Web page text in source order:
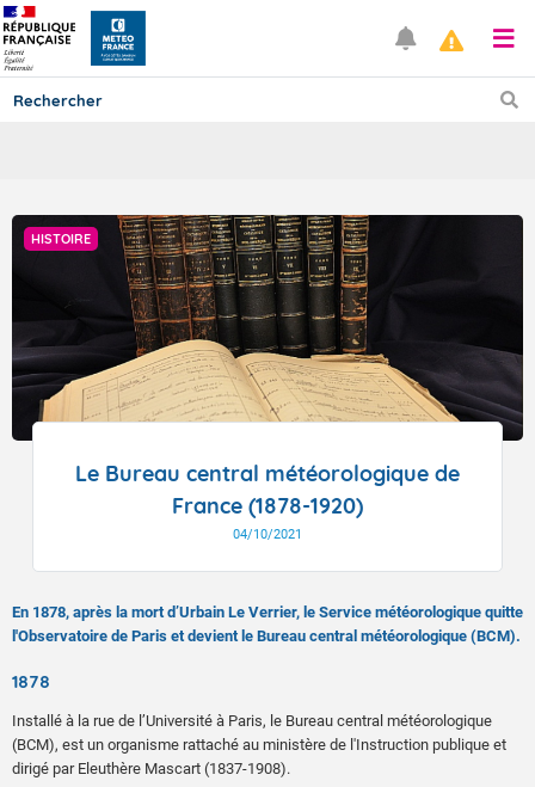
TOUS LES RÉSULTATS
Articles
HISTOIRE
Le Bureau central météorologique de
France (1878-1920)
04/10/2021
En 1878, après la mort d’Urbain Le Verrier, le Service météorologique quitte
l'Observatoire de Paris et devient le Bureau central météorologique (BCM).
1878
Installé à la rue de l’Université à Paris, le Bureau central météorologique
(BCM), est un organisme rattaché au ministère de l'Instruction publique et
dirigé par Eleuthère Mascart (1837-1908).